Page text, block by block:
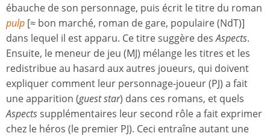
ébauche de son personnage, puis écrit le titre du roman
pulp [≈ bon marché, roman de gare, populaire (NdT)]
dans lequel il est apparu. Ce titre suggère desAspects.
Ensuite, le meneur de jeu (MJ) mélange les titres et les
redistribue au hasard aux autres joueurs, qui doivent
expliquer comment leur personnage-joueur (PJ) a fait
une apparition (guest star) dans ces romans, et quels
Aspectssupplémentaires leur second rôle a fait exprimer
chez le héros (le premier PJ). Ceci entraîne autant une